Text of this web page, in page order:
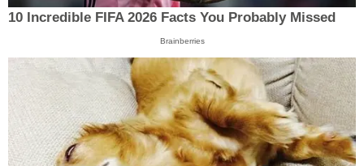
10 Incredible FIFA 2026 Facts You Probably Missed
Brainberries